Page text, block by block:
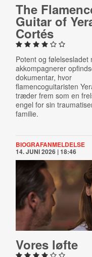
The
Guitar of
Cortés
Potent og følelsesladet
akkompagnerer
dokumentar, hvor
flamencoguitaristen
træder frem som en
engel for sin
familie.
BIOGRAFANMELDELSE
14. JUNI 2026 | 18:46
Vores løfte